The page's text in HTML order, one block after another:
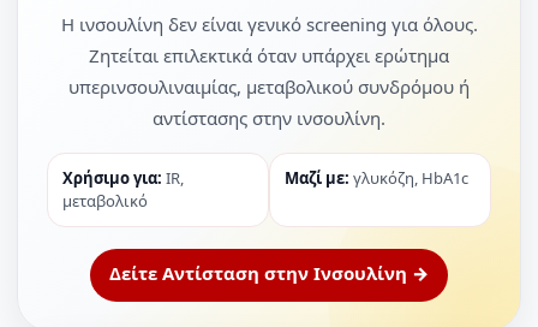
Η ινσουλίνη δεν είναι γενικό screening για όλους.
Ζητείται επιλεκτικά όταν υπάρχει ερώτημα
υπερινσουλιναιμίας, μεταβολικού συνδρόμου ή
αντίστασης στην ινσουλίνη.
Χρήσιμο για: IR,
μεταβολικό
Μαζί με: γλυκόζη, HbA1c
Δείτε Αντίσταση στην Ινσουλίνη →